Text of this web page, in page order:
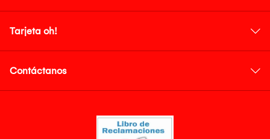
Tarjeta oh!
Contáctanos